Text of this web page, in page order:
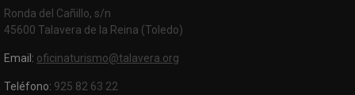
Ronda del Cañillo, s/n
45600 Talavera de la Reina (Toledo)
Email: oficinaturismo@talavera.org
Teléfono: 925 82 63 22